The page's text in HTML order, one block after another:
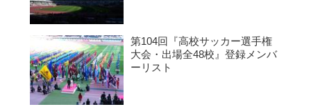
第104回『高校サッカー選手権
大会・出場全48校』登録メンバ
ーリスト